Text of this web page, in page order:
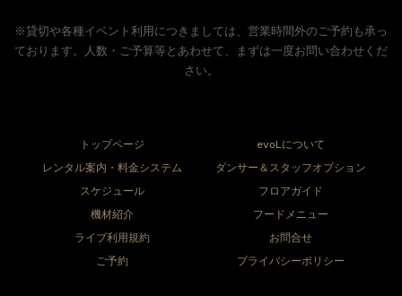
※貸切や各種イベント利用につきましては、営業時間外のご予約も承っ
ております。人数・ご予算等とあわせて、まずは一度お問い合わせくだ
さい。
トップページ
evoLについて
レンタル案内・料金システム
ダンサー＆スタッフオプション
スケジュール
フロアガイド
機材紹介
フードメニュー
ライブ利用規約
お問合せ
ご予約
プライバシーポリシー